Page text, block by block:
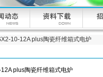
10-12A plus陶瓷纤维箱式电炉
plus陶瓷纤维箱式电炉